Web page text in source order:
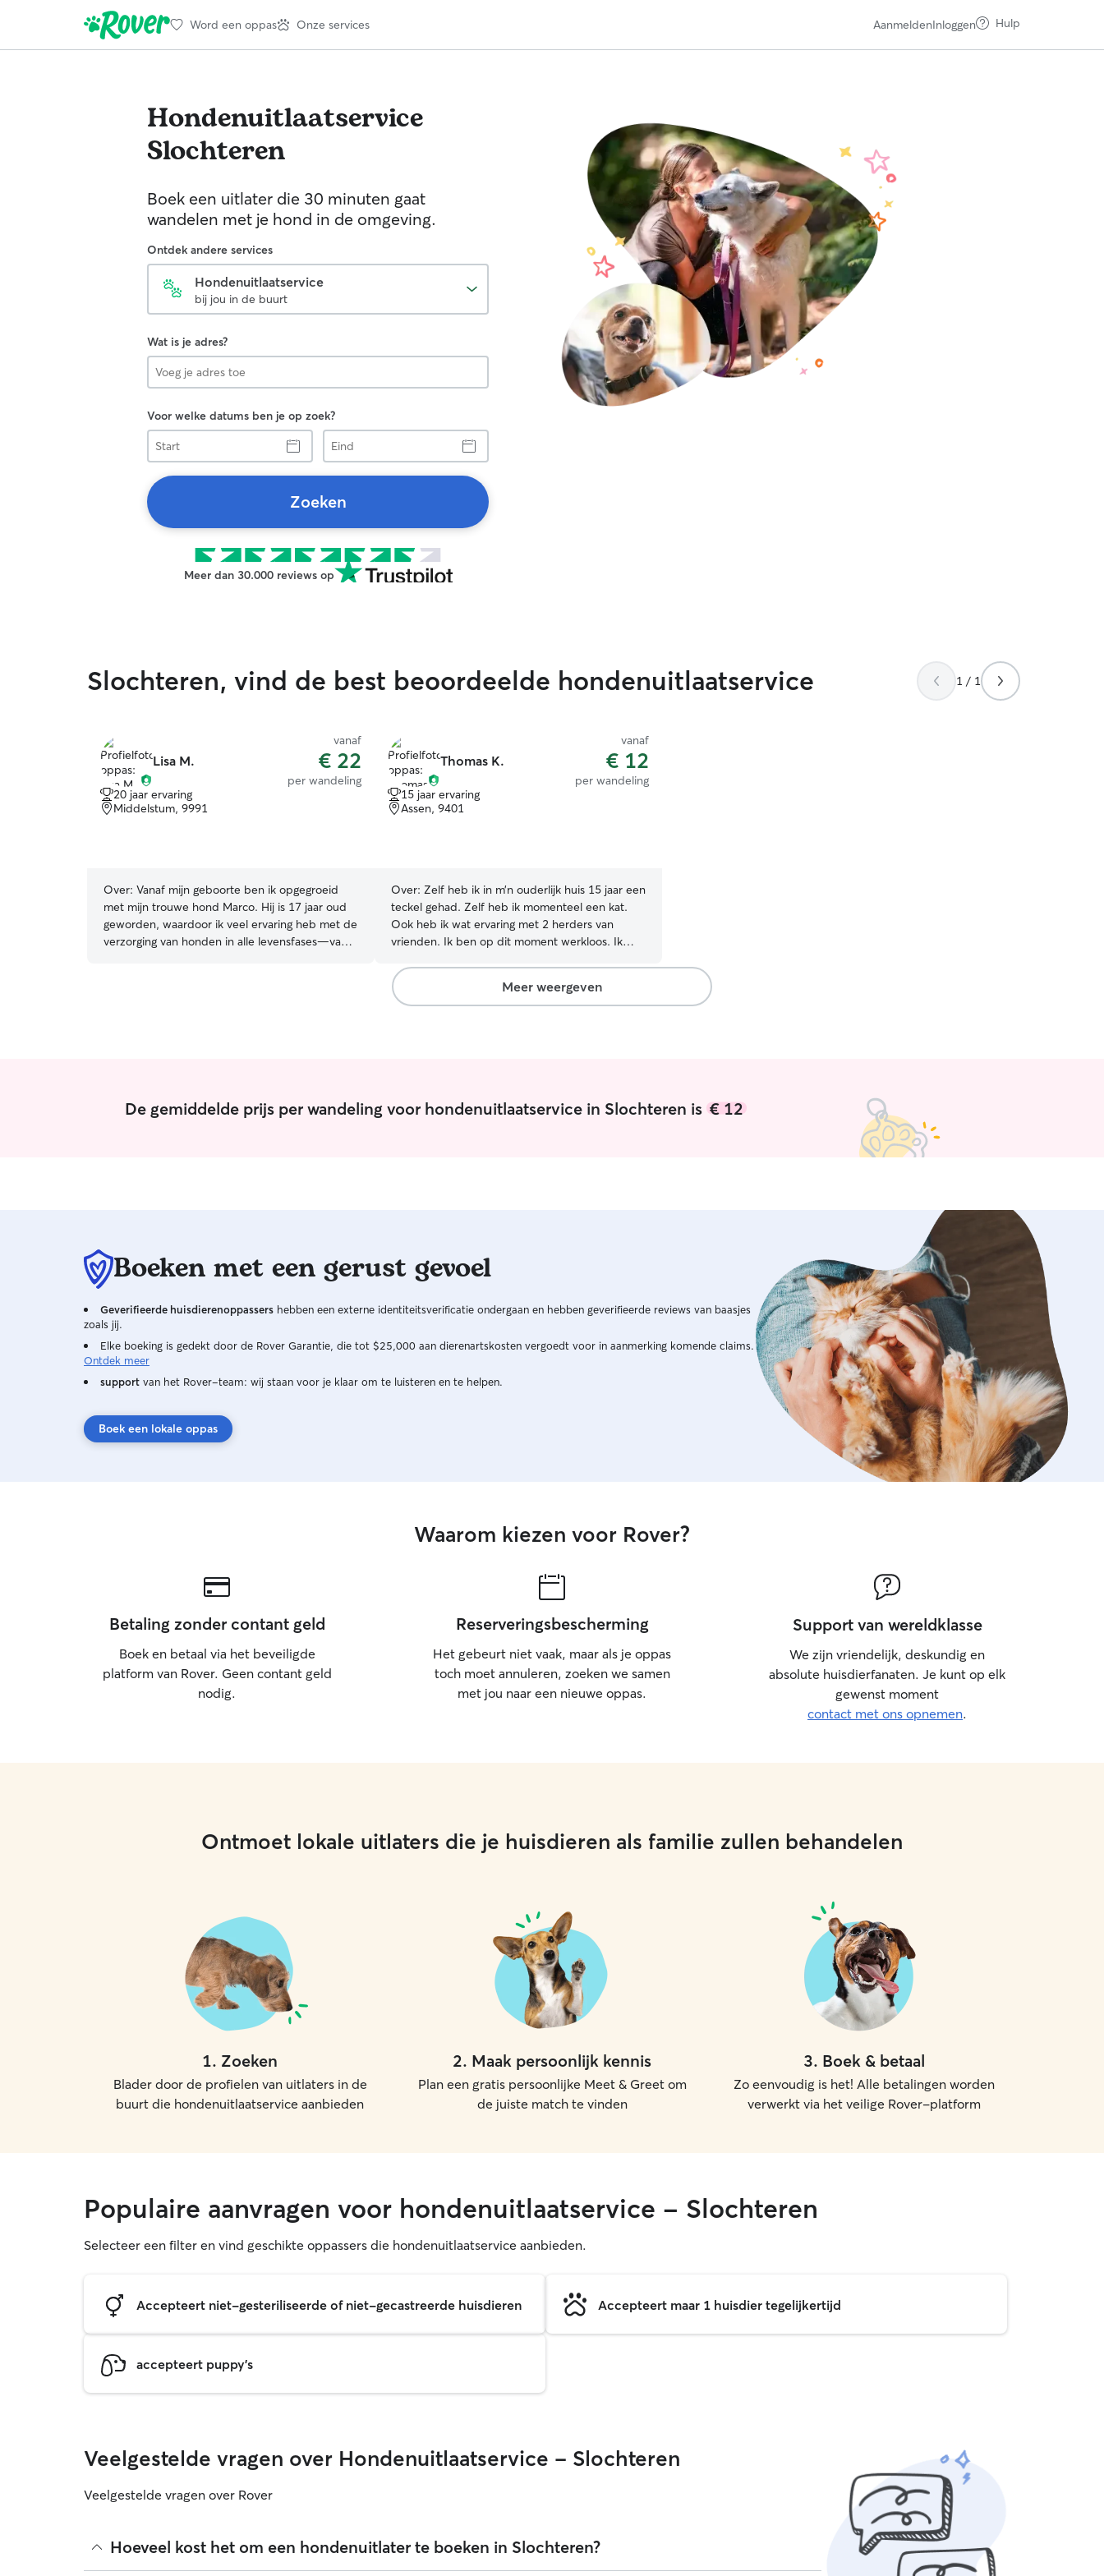
Word een oppas Onze services AanmeldenInloggen Hulp
Hondenuitlaatservice
Slochteren
Boek een uitlater die 30 minuten gaat
wandelen met je hond in de omgeving.
Ontdek andere services
Hondenuitlaatservice
bij jou in de buurt
Wat is je adres?
Voor welke datums ben je op zoek?
Start
Eind
Zoeken
Meer dan 30.000 reviews op
Slochteren, vind de best beoordeelde hondenuitlaatservice 1 / 1
Lisa M.
vanaf
€ 22
per wandeling
20 jaar ervaring
Middelstum, 9991
Over: Vanaf mijn geboorte ben ik opgegroeid
met mijn trouwe hond Marco. Hij is 17 jaar oud
geworden, waardoor ik veel ervaring heb met de
verzorging van honden in alle levensfases—van
vertrouwde handen. Momenteel ben ik een
doe ik met alle plezier.
Thomas K.
vanaf
€ 12
per wandeling
15 jaar ervaring
Assen, 9401
Over: Zelf heb ik in m’n ouderlijk huis 15 jaar een
teckel gehad. Zelf heb ik momenteel een kat.
Ook heb ik wat ervaring met 2 herders van
vrienden. Ik ben op dit moment werkloos. Ik
termijn wel veranderen. Maar voor nu kan ik vaak
met honden lopen Zelf heb ik geen geschikt huis
voor een hond, ik woon namelijk op een
Meer weergeven
De gemiddelde prijs per wandeling voor hondenuitlaatservice in Slochteren is€ 12
Boeken met een gerust gevoel
Geverifieerde huisdierenoppassers hebben een externe identiteitsverificatie ondergaan en hebben geverifieerde reviews van baasjes
zoals jij.
Elke boeking is gedekt door de Rover Garantie, die tot $25,000 aan dierenartskosten vergoedt voor in aanmerking komende claims.
Ontdek meer
support van het Rover-team: wij staan voor je klaar om te luisteren en te helpen.
Boek een lokale oppas
Waarom kiezen voor Rover?
Betaling zonder contant geld
Boek en betaal via het beveiligde
platform van Rover. Geen contant geld
nodig.
Reserveringsbescherming
Het gebeurt niet vaak, maar als je oppas
toch moet annuleren, zoeken we samen
met jou naar een nieuwe oppas.
Support van wereldklasse
We zijn vriendelijk, deskundig en
absolute huisdierfanaten. Je kunt op elk
gewenst moment
contact met ons opnemen.
Ontmoet lokale uitlaters die je huisdieren als familie zullen behandelen
1. Zoeken
Blader door de profielen van uitlaters in de
buurt die hondenuitlaatservice aanbieden
2. Maak persoonlijk kennis
Plan een gratis persoonlijke Meet & Greet om
de juiste match te vinden
3. Boek & betaal
Zo eenvoudig is het! Alle betalingen worden
verwerkt via het veilige Rover-platform
Populaire aanvragen voor hondenuitlaatservice - Slochteren
Selecteer een filter en vind geschikte oppassers die hondenuitlaatservice aanbieden.
Accepteert niet-gesteriliseerde of niet-gecastreerde huisdieren Accepteert maar 1 huisdier tegelijkertijd
accepteert puppy's
Veelgestelde vragen over Hondenuitlaatservice - Slochteren
Veelgestelde vragen over Rover
Hoeveel kost het om een hondenuitlater te boeken in Slochteren?